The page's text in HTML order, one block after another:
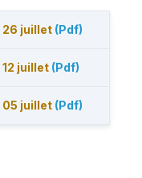
26 juillet (Pdf)
12 juillet (Pdf)
05 juillet (Pdf)